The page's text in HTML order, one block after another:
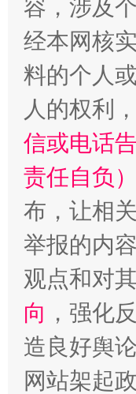
扯下公款旅
容，涉及
经本网核
料的个人
人的权利
信或电话
责任自负）
布，让相
举报的内
观点和对
向 ，强化
造良好舆
网站架起